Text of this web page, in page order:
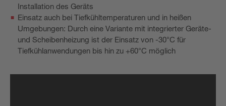
Installation des Geräts
Einsatz auch bei Tiefkühltemperaturen und in heißen
Umgebungen: Durch eine Variante mit integrierter Geräte-
und Scheibenheizung ist der Einsatz von -30°C für
Tiefkühlanwendungen bis hin zu +60°C möglich